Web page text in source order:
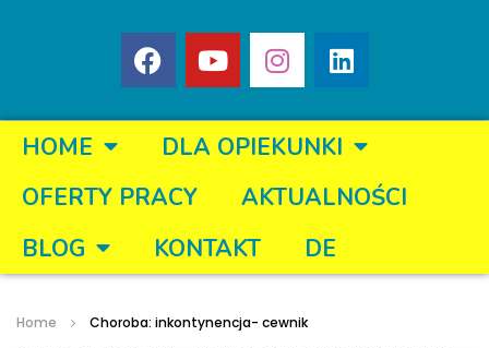
HOME
DLA OPIEKUNKI
OFERTY PRACY
AKTUALNOŚCI
BLOG
KONTAKT DE
Home Choroba: inkontynencja- cewnik